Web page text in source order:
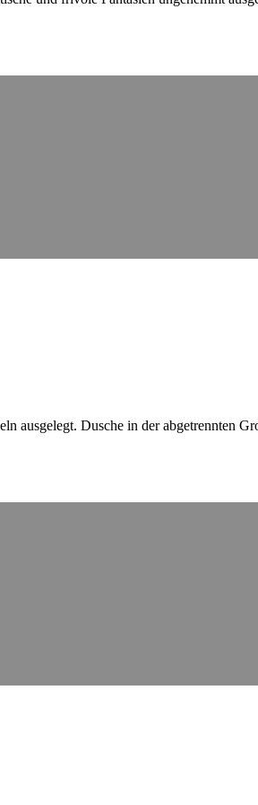
ausgelegt. Dusche in der abgetrennten